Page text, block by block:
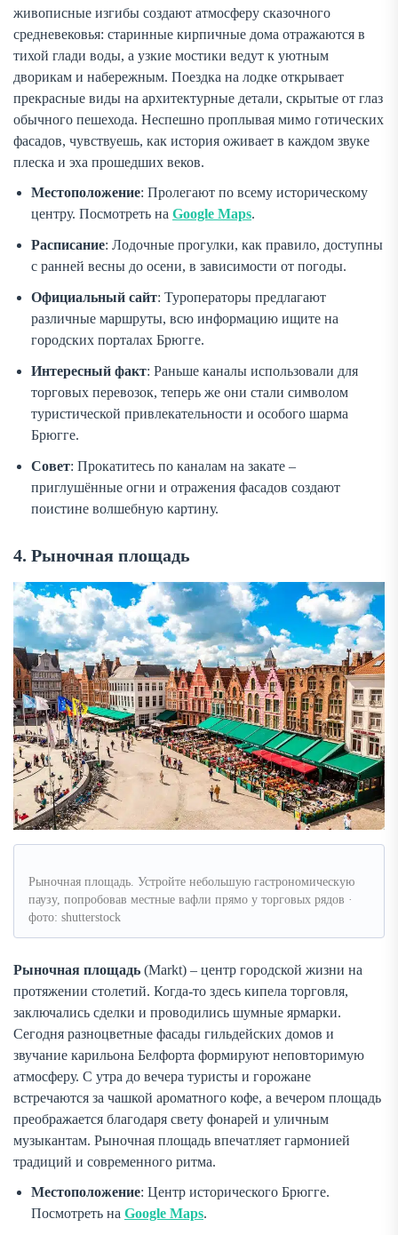
живописные изгибы создают атмосферу сказочного
средневековья: старинные кирпичные дома отражаются в
тихой глади воды, а узкие мостики ведут к уютным
дворикам и набережным. Поездка на лодке открывает
прекрасные виды на архитектурные детали, скрытые от глаз
обычного пешехода. Неспешно проплывая мимо готических
фасадов, чувствуешь, как история оживает в каждом звуке
плеска и эха прошедших веков.
Местоположение: Пролегают по всему историческому
центру. Посмотреть на Google Maps.
Расписание: Лодочные прогулки, как правило, доступны
с ранней весны до осени, в зависимости от погоды.
Официальный сайт: Туроператоры предлагают
различные маршруты, всю информацию ищите на
городских порталах Брюгге.
Интересный факт: Раньше каналы использовали для
торговых перевозок, теперь же они стали символом
туристической привлекательности и особого шарма
Брюгге.
Совет: Прокатитесь по каналам на закате –
приглушённые огни и отражения фасадов создают
поистине волшебную картину.
4. Рыночная площадь
Рыночная площадь. Устройте небольшую гастрономическую
паузу, попробовав местные вафли прямо у торговых рядов ·
фото: shutterstock
Рыночная площадь (Markt) – центр городской жизни на
протяжении столетий. Когда-то здесь кипела торговля,
заключались сделки и проводились шумные ярмарки.
Сегодня разноцветные фасады гильдейских домов и
звучание карильона Белфорта формируют неповторимую
атмосферу. С утра до вечера туристы и горожане
встречаются за чашкой ароматного кофе, а вечером площадь
преображается благодаря свету фонарей и уличным
музыкантам. Рыночная площадь впечатляет гармонией
традиций и современного ритма.
Местоположение: Центр исторического Брюгге.
Посмотреть на Google Maps.